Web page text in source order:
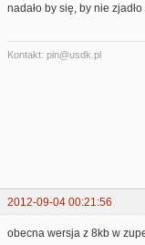
nadało by się, by nie
Kontakt: pin@usdk.pl
2012-09-04 00:21:56
obecna wersja z 8kb w